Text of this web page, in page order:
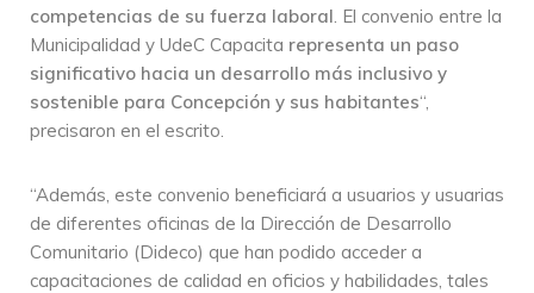
competencias de su fuerza laboral . El convenio entre la
Municipalidad y UdeC Capacita representa un paso
significativo hacia un desarrollo más inclusivo y
sostenible para Concepción y sus habitantes“,
precisaron en el escrito.
“Además, este convenio beneficiará a usuarios y usuarias
de diferentes oficinas de la Dirección de Desarrollo
Comunitario (Dideco) que han podido acceder a
capacitaciones de calidad en oficios y habilidades, tales